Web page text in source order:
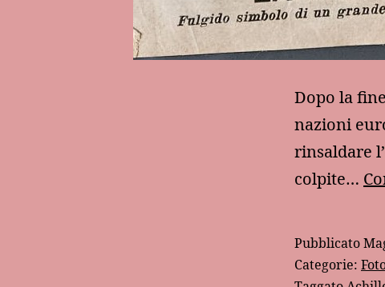
Dopo la
nazioni
rinsaldare
colpite…
Pubblicato
Categorie: